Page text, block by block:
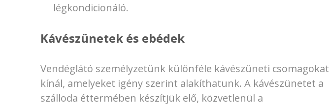
légkondicionáló.
Kávészünetek és ebédek
Vendéglátó személyzetünk különféle kávészüneti csomagokat
kínál, amelyeket igény szerint alakíthatunk. A kávészünetet a
szálloda éttermében készítjük elő, közvetlenül a